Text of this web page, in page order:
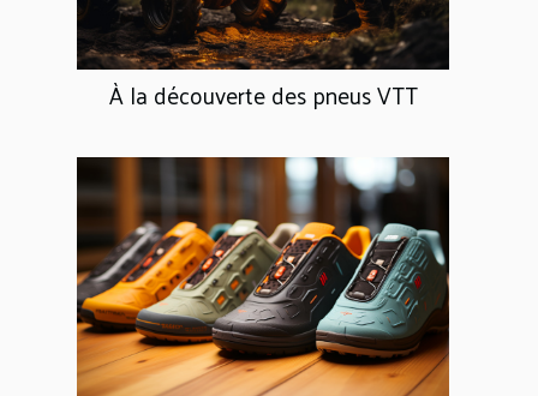
À la découverte des pneus VTT